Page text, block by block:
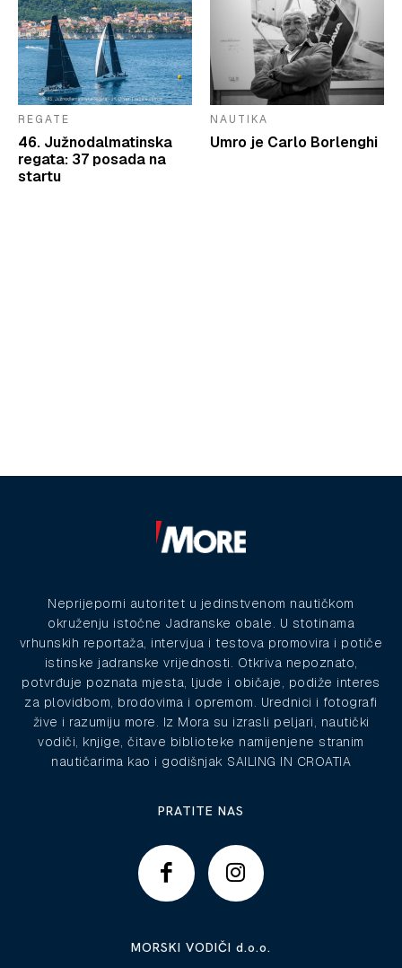
REGATE
46. Južnodalmatinska
regata: 37 posada na
startu
NAUTIKA
Umro je Carlo Borlenghi
Neprijeporni autoritet u jedinstvenom nautičkom
okruženju istočne Jadranske obale. U stotinama
vrhunskih reportaža, intervjua i testova promovira i potiče
istinske jadranske vrijednosti. Otkriva nepoznato,
potvrđuje poznata mjesta, ljude i običaje, podiže interes
za plovidbom, brodovima i opremom. Urednici i fotografi
žive i razumiju more. Iz Mora su izrasli peljari, nautički
vodiči, knjige, čitave biblioteke namijenjene stranim
nautičarima kao i godišnjak SAILING IN CROATIA
PRATITE NAS
MORSKI VODIČI d.o.o.